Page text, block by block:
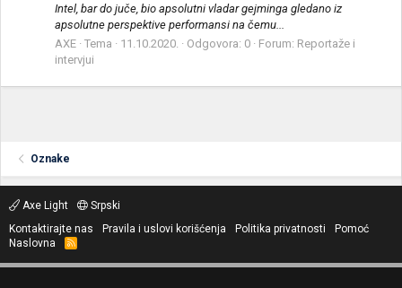
Intel, bar do juče, bio apsolutni vladar gejminga gledano iz
apsolutne perspektive performansi na čemu...
AXE Tema 11.10.2020. Odgovora: 0 Forum: Reportaže i
intervjui
Oznake
Axe Light
Srpski
Kontaktirajte nas
Pravila i uslovi korišćenja Politika privatnosti
Pomoć
Naslovna
R
S